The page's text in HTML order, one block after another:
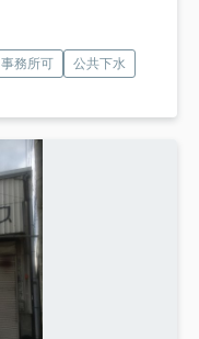
事務所可
公共下水